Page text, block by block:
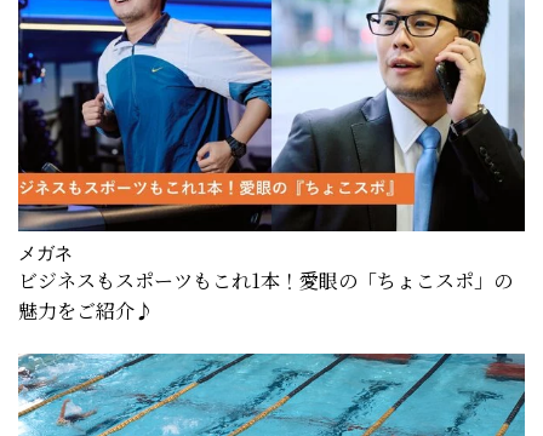
メガネ
ビジネスもスポーツもこれ1本！愛眼の「ちょこスポ」の
魅力をご紹介♪